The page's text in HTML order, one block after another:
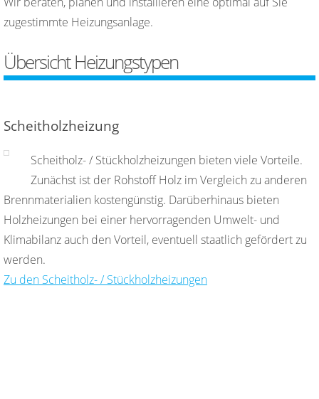
zugestimmte Heizungsanlage.
Übersicht Heizungstypen
Scheitholzheizung
Scheitholz- / Stückholzheizungen bieten viele Vorteile.
Zunächst ist der Rohstoff Holz im Vergleich zu anderen
Brennmaterialien kostengünstig. Darüberhinaus bieten
Holzheizungen bei einer hervorragenden Umwelt- und
Klimabilanz auch den Vorteil, eventuell staatlich gefördert zu
werden.
Zu den Scheitholz- / Stückholzheizungen